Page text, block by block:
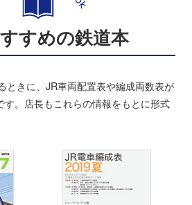
すめの鉄道本
ときに、JR車両配置表や編成両数表が
。店長もこれらの情報をもとに形式